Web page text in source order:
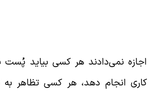
نمی‌دادند هر کسی بیاید پُست
انجام دهد، هر کسی تظاهر به